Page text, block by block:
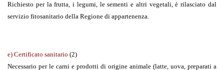
Richiesto per la frutta, i legumi, le sementi e altri vegetali, è rilasciato dal
servizio fitosanitario della Regione di appartenenza.
e) Certificato sanitario (2)
Necessario per le carni e prodotti di origine animale (latte, uova, preparati a